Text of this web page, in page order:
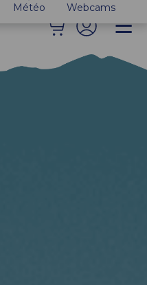
Météo Webcams